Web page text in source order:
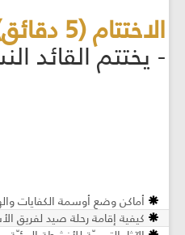
الاختتام (5 دقائق):
- يختتم القائد
أماكن وضع أوسمة الكفايات
كيفية إقامة رحلة صيد لفريق